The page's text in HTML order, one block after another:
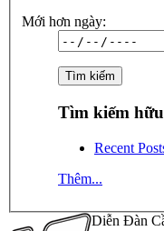
Mới hơn ngày:
Tìm kiếm
Recent
Thêm...
Diễn Đàn